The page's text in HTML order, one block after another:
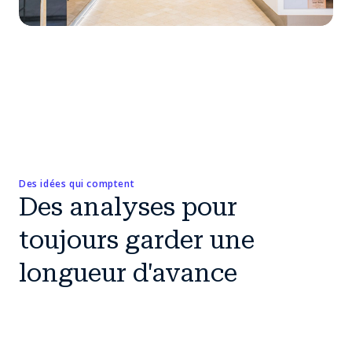
Des idées qui comptent
Des analyses pour
toujours garder une
longueur d'avance